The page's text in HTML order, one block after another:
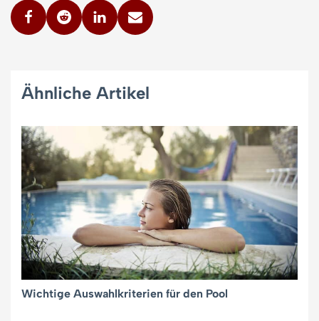
Ähnliche Artikel
Wichtige Auswahlkriterien für den Pool